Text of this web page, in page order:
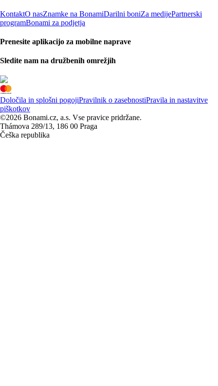
KontaktO nasZnamke na BonamiDarilni boniZa medijePartnerski
programBonami za podjetja
Prenesite aplikacijo za mobilne naprave
Sledite nam na družbenih omrežjih
Določila in splošni pogojiPravilnik o zasebnostiPravila in nastavitve
piškotkov
©2026 Bonami.cz, a.s. Vse pravice pridržane.
Thámova 289/13, 186 00 Praga
Češka republika